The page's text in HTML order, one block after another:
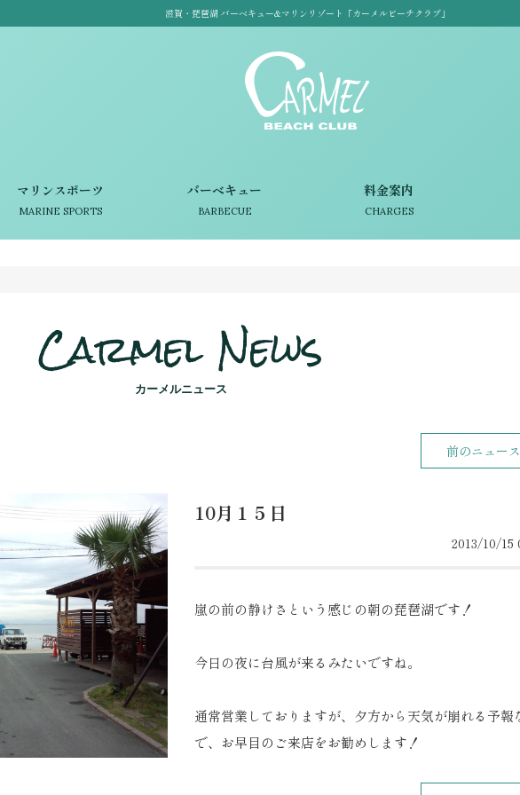
滋賀・琵琶湖 バーベキュー&マリンリゾート「カーメルビーチクラブ」
マリンスポーツ
MARINE SPORTS
バーベキュー
BARBECUE
料金案内
CHARGES
Carmel News
カーメルニュース
前のニュース
10月１５日
2013/10/15
嵐の前の静けさという感じの朝の琵琶湖です！
今日の夜に台風が来るみたいですね。
通常営業しておりますが、夕方から天気が崩れる予報
で、お早目のご来店をお勧めします！